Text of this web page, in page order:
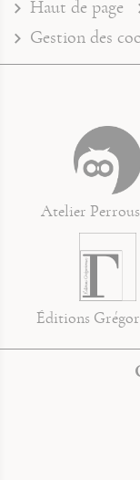
Haut de page
Gestion des
Atelier
Éditions